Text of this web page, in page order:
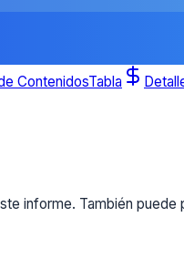
ContenidosTabla
informe. También